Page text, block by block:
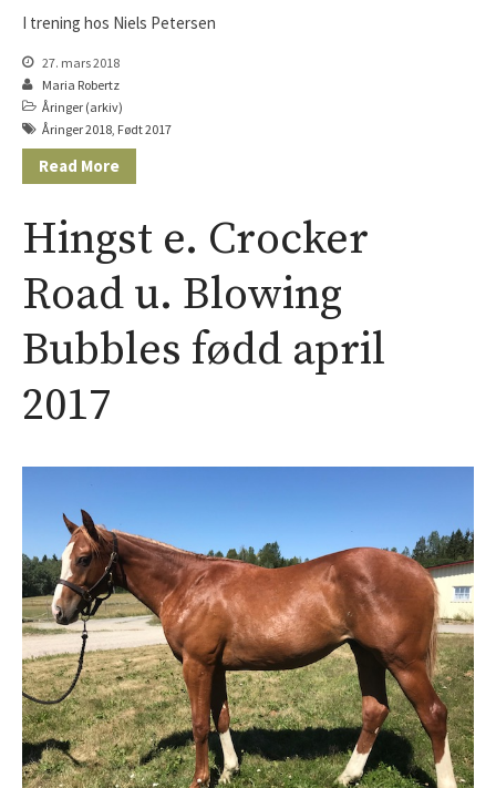
I trening hos Niels Petersen
27. mars 2018
Maria Robertz
Åringer (arkiv)
Åringer 2018, Født 2017
Read More
Hingst e. Crocker
Road u. Blowing
Bubbles fødd april
2017